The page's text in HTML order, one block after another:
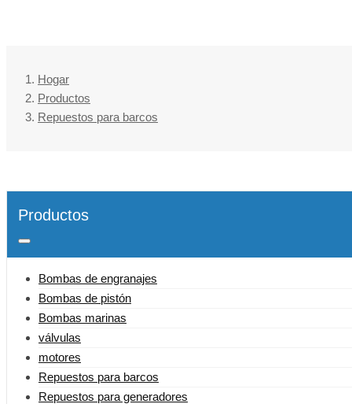
Hogar
Productos
Repuestos para barcos
Productos
Bombas de engranajes
Bombas de pistón
Bombas marinas
válvulas
motores
Repuestos para barcos
Repuestos para generadores